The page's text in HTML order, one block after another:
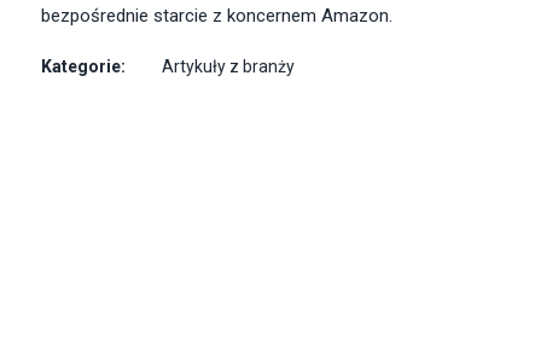
bezpośrednie starcie z koncernem Amazon.
Kategorie: Artykuły z branży